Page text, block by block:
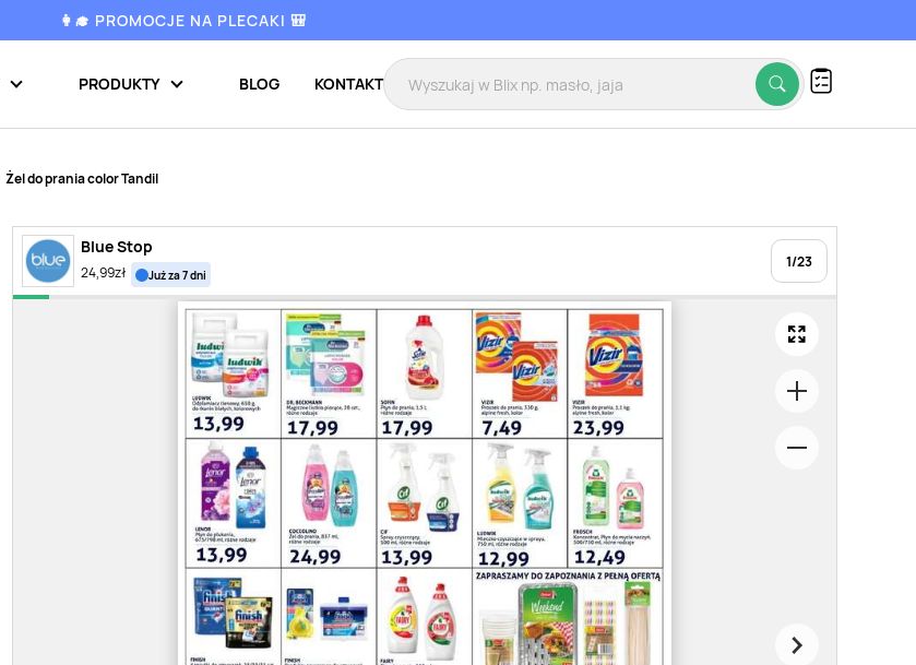
👩‍🎓 PROMOCJE NA PLECAKI 🎒
PRODUKTY BLOG KONTAKT
Żel do prania color Tandil
Blue Stop
24,99zł już za 7 dni
1/23